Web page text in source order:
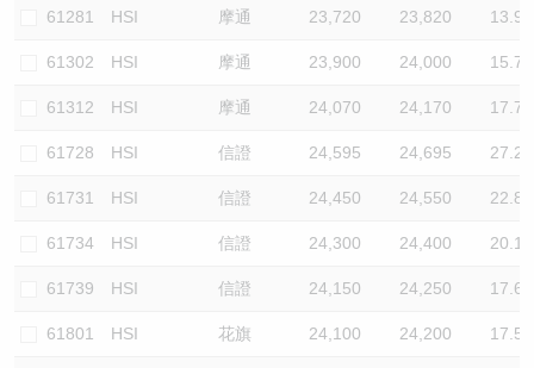
61281 HSI 摩通 23,720 23,820 13.9
61302 HSI 摩通 23,900 24,000 15.7
61312 HSI 摩通 24,070 24,170 17.7
61728 HSI 信證 24,595 24,695 27.2
61731 HSI 信證 24,450 24,550 22.8
61734 HSI 信證 24,300 24,400 20.1
61739 HSI 信證 24,150 24,250 17.6
61801 HSI 花旗 24,100 24,200 17.5